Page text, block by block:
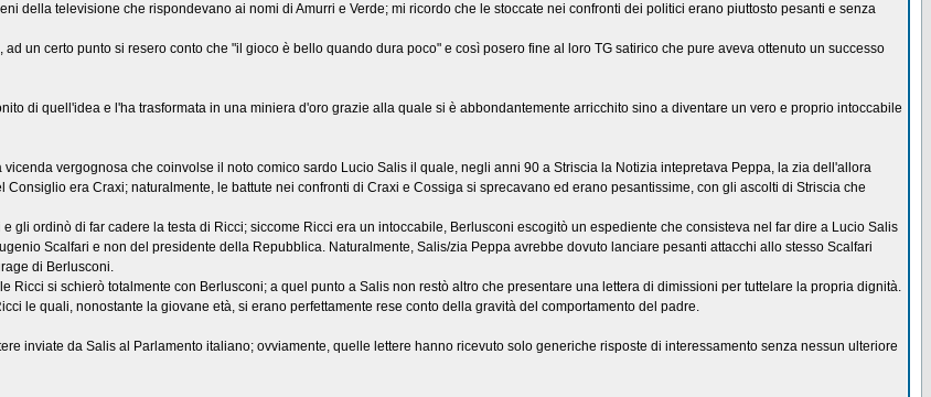
della televisione che rispondevano ai nomi di Amurri e Verde; mi ricordo che le stoccate nei confronti dei politici erano piuttosto pesanti e senza
un certo punto si resero conto che "il gioco è bello quando dura poco" e così posero fine al loro TG satirico che pure aveva ottenuto un successo
di quell'idea e l'ha trasformata in una miniera d'oro grazie alla quale si è abbondantemente arricchito sino a diventare un vero e proprio intoccabile
vergognosa che coinvolse il noto comico sardo Lucio Salis il quale, negli anni 90 a Striscia la Notizia intepretava Peppa, la zia dell'allora
era Craxi; naturalmente, le battute nei confronti di Craxi e Cossiga si sprecavano ed erano pesantissime, con gli ascolti di Striscia che
gli ordinò di far cadere la testa di Ricci; siccome Ricci era un intoccabile, Berlusconi escogitò un espediente che consisteva nel far dire a Lucio Salis
Scalfari e non del presidente della Repubblica. Naturalmente, Salis/zia Peppa avrebbe dovuto lanciare pesanti attacchi allo stesso Scalfari
di Berlusconi.
Ricci si schierò totalmente con Berlusconi; a quel punto a Salis non restò altro che presentare una lettera di dimissioni per tuttelare la propria dignità.
le quali, nonostante la giovane età, si erano perfettamente rese conto della gravità del comportamento del padre.
inviate da Salis al Parlamento italiano; ovviamente, quelle lettere hanno ricevuto solo generiche risposte di interessamento senza nessun ulteriore